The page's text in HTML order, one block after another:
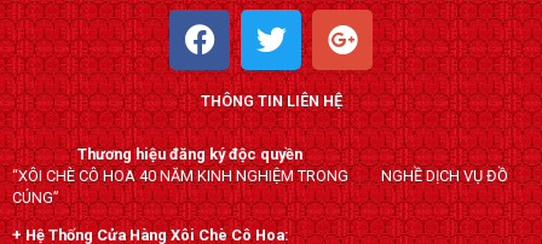
F
a
c
e
b
o
o
k
T
w
i
t
t
e
r
G
o
o
g
l
e
-
p
THÔNG TIN LIÊN HỆ
Thương hiệu đăng ký độc quyền
“XÔI CHÈ CÔ HOA 40 NĂM KINH NGHIỆM TRONG NGHỀ DỊCH VỤ ĐỒ
CÚNG”
+ Hệ Thống Cửa Hàng Xôi Chè Cô Hoa: